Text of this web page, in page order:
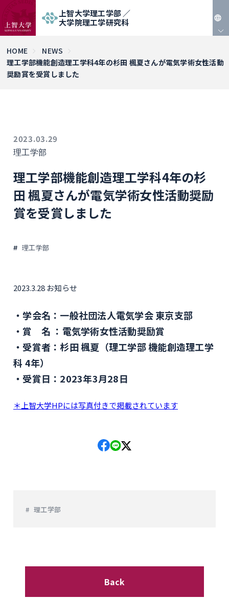
上智大学理工学部 ／
大学院理工学研究科
EN
HOME
NEWS
理工学部機能創造理工学科4年の杉田 楓夏さんが電気学術女性活動
奨励賞を受賞しました
2023.03.29
理工学部
理工学部機能創造理工学科4年の杉
田 楓夏さんが電気学術女性活動奨励
賞を受賞しました
理工学部
2023.3.28 お知らせ
学会名：一般社団法人電気学会 東京支部
賞 名 ：電気学術女性活動奨励賞
受賞者：杉田 楓夏（理工学部 機能創造理工学
科 4年）
受賞日：2023年3月28日
＊上智大学HPには写真付きで掲載されています
理工学部
Back